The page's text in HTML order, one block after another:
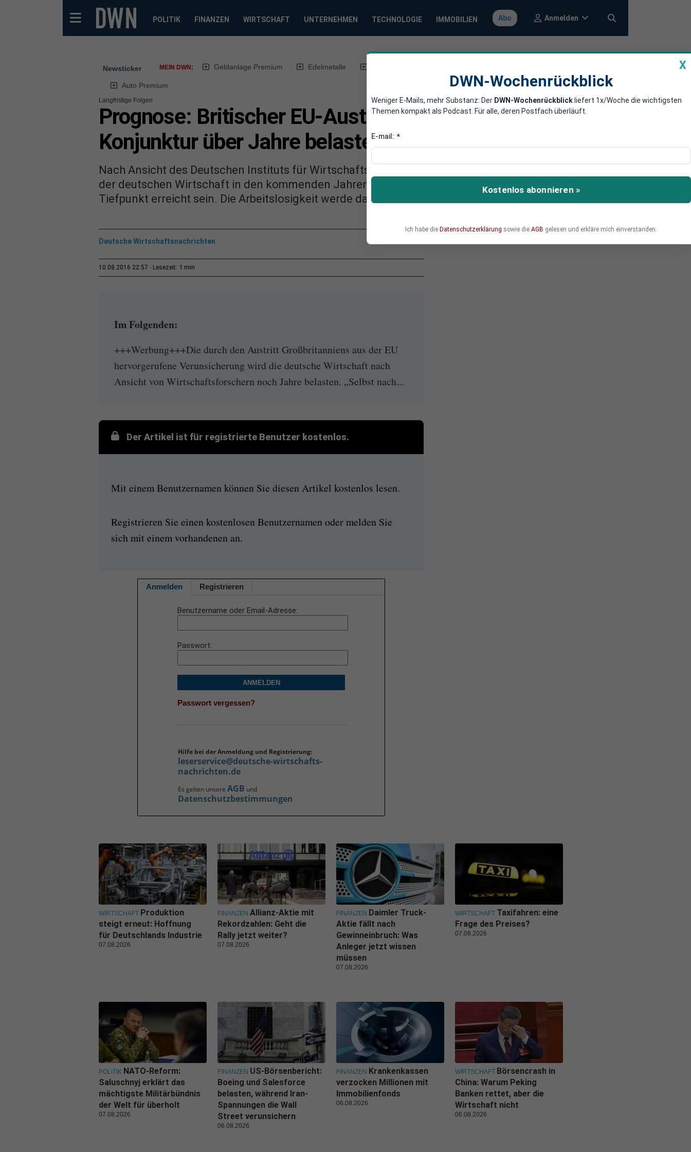
POLITIK FINANZEN WIRTSCHAFT UNTERNEHMEN TECHNOLOGIE IMMOBILIEN Abo Anmelden
Newsticker MEIN DWN: Geldanlage Premium Edelmetalle
Auto Premium
Langfristige Folgen
Prognose: Britischer EU-Austritt wird deutsche
Konjunktur über Jahre belasten
Nach Ansicht des Deutschen Instituts für Wirtschaftsforschung wird der Brexit das Wachstum
der deutschen Wirtschaft in den kommenden Jahren hemmen. Im Sommer 2017 werde der
Tiefpunkt erreicht sein. Die Arbeitslosigkeit werde dann merklich steigen.
Deutsche Wirtschaftsnachrichten
10.08.2016 22:57 Lesezeit: 1 min
Im Folgenden:
+++Werbung+++Die durch den Austritt Großbritanniens aus der EU
hervorgerufene Verunsicherung wird die deutsche Wirtschaft nach
Ansicht von Wirtschaftsforschern noch Jahre belasten. „Selbst nach...
Der Artikel ist für registrierte Benutzer kostenlos.
Mit einem Benutzernamen können Sie diesen Artikel kostenlos lesen.
Registrieren Sie einen kostenlosen Benutzernamen oder melden Sie
sich mit einem vorhandenen an.
Anmelden Registrieren
Benutzername oder Email-Adresse
Passwort
ANMELDEN
Passwort vergessen?
Hilfe bei der Anmeldung und Registrierung:
leserservice@deutsche-wirtschafts-
nachrichten.de
Es gelten unsere AGB und
Datenschutzbestimmungen
X
DWN-Wochenrückblick
Weniger E-Mails, mehr Substanz: Der DWN-Wochenrückblick liefert 1x/Woche die wichtigsten
Themen kompakt als Podcast. Für alle, deren Postfach überläuft.
E-mail: *
Kostenlos abonnieren »
Ich habe die Datenschutzerklärung sowie die AGB gelesen und erkläre mich einverstanden.
WIRTSCHAFT Produktion
steigt erneut: Hoffnung
für Deutschlands Industrie
07.08.2026
FINANZEN Allianz-Aktie mit
Rekordzahlen: Geht die
Rally jetzt weiter?
07.08.2026
FINANZEN Daimler Truck-
Aktie fällt nach
Gewinneinbruch: Was
Anleger jetzt wissen
müssen
07.08.2026
WIRTSCHAFT Taxifahren: eine
Frage des Preises?
07.08.2026
POLITIK NATO-Reform:
Saluschnyj erklärt das
mächtigste Militärbündnis
der Welt für überholt
07.08.2026
FINANZEN US-Börsenbericht:
Boeing und Salesforce
belasten, während Iran-
Spannungen die Wall
Street verunsichern
06.08.2026
FINANZEN Krankenkassen
verzocken Millionen mit
Immobilienfonds
06.08.2026
WIRTSCHAFT Börsencrash in
China: Warum Peking
Banken rettet, aber die
Wirtschaft nicht
06.08.2026